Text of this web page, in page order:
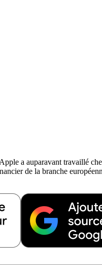
a auparavant travaillé
de la branche